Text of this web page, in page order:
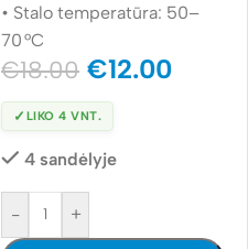
• Stalo temperatūra: 50–
70 °C
€18.00 €12.00
✓ LIKO 4 VNT.
4 sandėlyje
- +